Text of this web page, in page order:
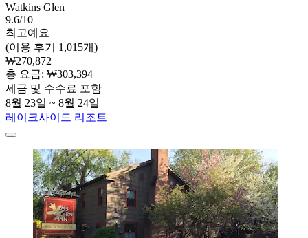
Watkins Glen
9.6/10
최고예요
(이용 후기 1,015개)
₩270,872
총 요금: ₩303,394
세금 및 수수료 포함
8월 23일 ~ 8월 24일
레이크사이드 리조트